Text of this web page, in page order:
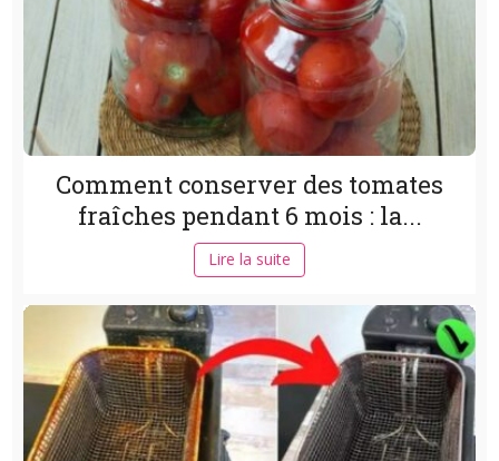
Comment conserver des tomates
fraîches pendant 6 mois : la...
Lire la suite